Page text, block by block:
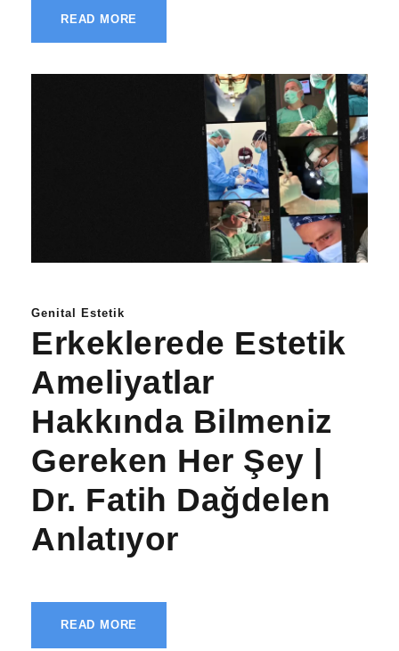
READ MORE
Genital Estetik
Erkeklerede Estetik
Ameliyatlar
Hakkında Bilmeniz
Gereken Her Şey |
Dr. Fatih Dağdelen
Anlatıyor
READ MORE